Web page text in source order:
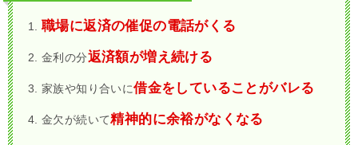
職場に返済の催促の電話がくる
金利の分返済額が増え続ける
家族や知り合いに借金をしていることがバレる
金欠が続いて精神的に余裕がなくなる